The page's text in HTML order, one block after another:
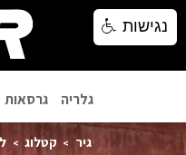
גלריה גרסאות
גיר קטלוג
נגישות
נגישות